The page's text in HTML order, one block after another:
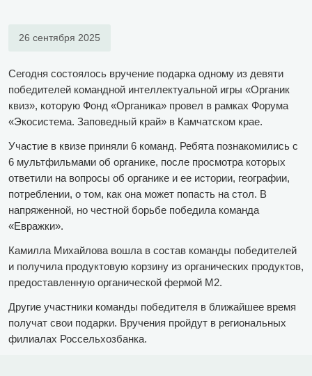
26 сентября 2025
Сегодня состоялось вручение подарка одному из девяти
победителей командной интеллектуальной игры «Органик
квиз», которую Фонд «Органика» провел в рамках Форума
«Экосистема. Заповедный край» в Камчатском крае.
Участие в квизе приняли 6 команд. Ребята познакомились с
6 мультфильмами об органике, после просмотра которых
ответили на вопросы об органике и ее истории, географии,
потреблении, о том, как она может попасть на стол. В
напряженной, но честной борьбе победила команда
«Евражки».
Камилла Михайлова вошла в состав команды победителей
и получила продуктовую корзину из органических продуктов,
предоставленную органической фермой М2.
Другие участники команды победителя в ближайшее время
получат свои подарки. Вручения пройдут в региональных
филиалах Россельхозбанка.